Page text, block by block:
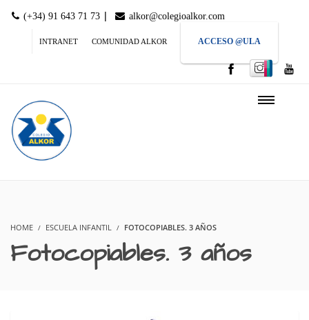
(+34) 91 643 71 73 | alkor@colegioalkor.com
INTRANET COMUNIDAD ALKOR ACCESO @ULA
HOME ESCUELA INFANTIL FOTOCOPIABLES. 3 AÑOS
Fotocopiables. 3 años